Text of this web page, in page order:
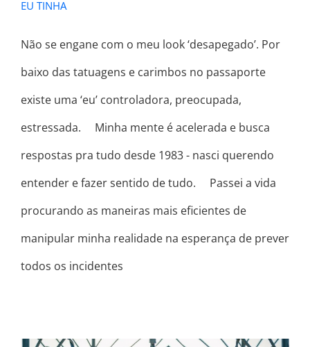
EU TINHA
Não se engane com o meu look ‘desapegado’. Por
baixo das tatuagens e carimbos no passaporte
existe uma ‘eu’ controladora, preocupada,
estressada. ⠀ Minha mente é acelerada e busca
respostas pra tudo desde 1983 - nasci querendo
entender e fazer sentido de tudo. ⠀ Passei a vida
procurando as maneiras mais eficientes de
manipular minha realidade na esperança de prever
todos os incidentes